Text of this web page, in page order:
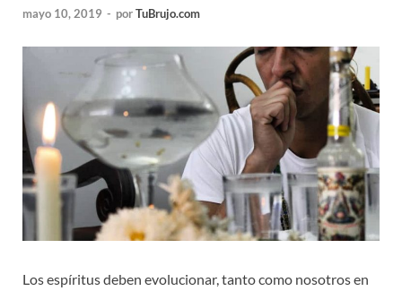
mayo 10, 2019 - porTuBrujo.com
Los espíritus deben evolucionar, tanto como nosotros en